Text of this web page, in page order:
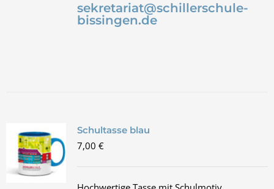
sekretariat@schillerschule-
bissingen.de
Schultasse blau
7,00 €